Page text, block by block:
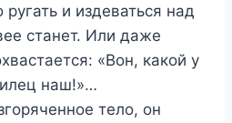
ругать и издеваться над
станет. Или даже
«Вон, какой у
наш!»…
тело, он